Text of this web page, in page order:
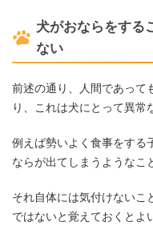
犬がおならをする
ない
前述の通り、人間であって
り、これは犬にとって異常
例えば勢いよく食事をする
ならが出てしまうようなこ
それ自体には気付けないこ
ではないと覚えておくとよ